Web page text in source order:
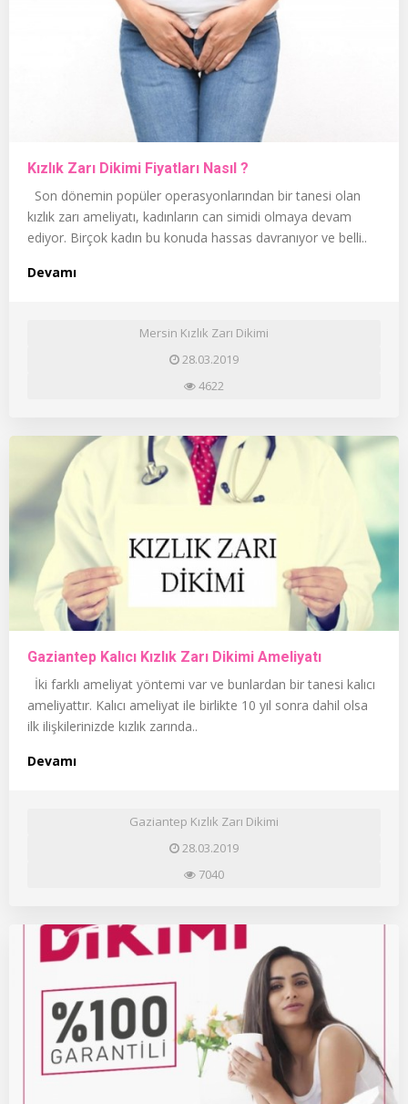
Kızlık Zarı Dikimi Fiyatları Nasıl ?
Son dönemin popüler operasyonlarından bir tanesi olan
kızlık zarı ameliyatı, kadınların can simidi olmaya devam
ediyor. Birçok kadın bu konuda hassas davranıyor ve belli..
Devamı
Mersin Kızlık Zarı Dikimi
28.03.2019
4622
Gaziantep Kalıcı Kızlık Zarı Dikimi Ameliyatı
İki farklı ameliyat yöntemi var ve bunlardan bir tanesi kalıcı
ameliyattır. Kalıcı ameliyat ile birlikte 10 yıl sonra dahil olsa
ilk ilişkilerinizde kızlık zarında..
Devamı
Gaziantep Kızlık Zarı Dikimi
28.03.2019
7040